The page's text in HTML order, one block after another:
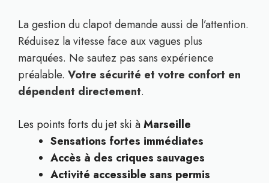
La gestion du clapot demande aussi de l’attention.
Réduisez la vitesse face aux vagues plus
marquées. Ne sautez pas sans expérience
préalable. Votre sécurité et votre confort en
dépendent directement.
Les points forts du jet ski àMarseille
Sensations fortes immédiates
Accès à des criques sauvages
Activité accessible sans permis